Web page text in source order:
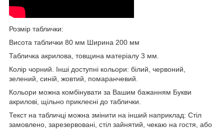
Розмір таблички:
Висота таблички 80 мм Ширина 200 мм
Табличка акрилова, товщина матеріалу 3 мм.
Колір чорний. Інші доступні кольори: білий, червоний,
зелений, синій, жовтий, помаранчевий.
Кольори можна комбінувати за Вашим бажанням Букви
акрилові, щільно приклеєні до таблички.
Текст на табличці можна змінити на інший наприклад: Стіл
замовлено, зарезервовані, стіл зайнятий, чекаю на гостя, або